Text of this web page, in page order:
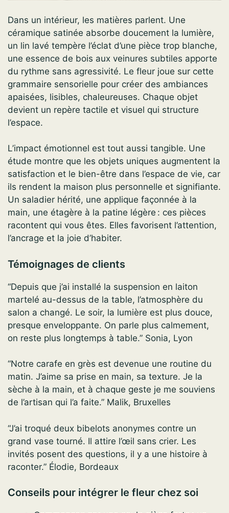
Dans un intérieur, les matières parlent. Une
céramique satinée absorbe doucement la lumière,
un lin lavé tempère l’éclat d’une pièce trop blanche,
une essence de bois aux veinures subtiles apporte
du rythme sans agressivité. Le fleur joue sur cette
grammaire sensorielle pour créer des ambiances
apaisées, lisibles, chaleureuses. Chaque objet
devient un repère tactile et visuel qui structure
l’espace.
L’impact émotionnel est tout aussi tangible. Une
étude montre que les objets uniques augmentent la
satisfaction et le bien-être dans l’espace de vie, car
ils rendent la maison plus personnelle et signifiante.
Un saladier hérité, une applique façonnée à la
main, une étagère à la patine légère : ces pièces
racontent qui vous êtes. Elles favorisent l’attention,
l’ancrage et la joie d’habiter.
Témoignages de clients
“Depuis que j’ai installé la suspension en laiton
martelé au-dessus de la table, l’atmosphère du
salon a changé. Le soir, la lumière est plus douce,
presque enveloppante. On parle plus calmement,
on reste plus longtemps à table.” Sonia, Lyon
“Notre carafe en grès est devenue une routine du
matin. J’aime sa prise en main, sa texture. Je la
sèche à la main, et à chaque geste je me souviens
de l’artisan qui l’a faite.” Malik, Bruxelles
“J’ai troqué deux bibelots anonymes contre un
grand vase tourné. Il attire l’œil sans crier. Les
invités posent des questions, il y a une histoire à
raconter.” Élodie, Bordeaux
Conseils pour intégrer le fleur chez soi